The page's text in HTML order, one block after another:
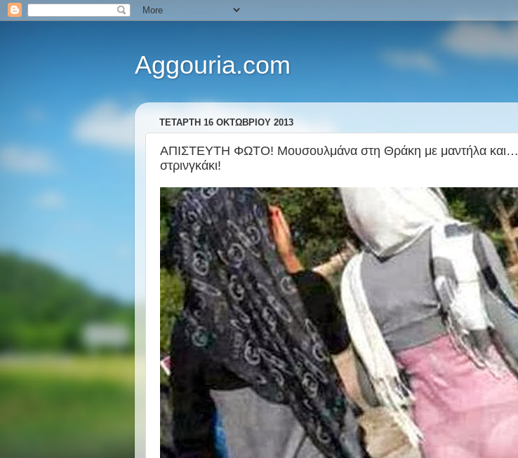
Aggouria.com
ΤΕΤΆΡΤΗ 16 ΟΚΤΩΒΡΊΟΥ 2013
ΑΠΙΣΤΕΥΤΗ ΦΩΤΟ! Μουσουλμάνα στη Θράκη με μαντήλα και…
στρινγκάκι!